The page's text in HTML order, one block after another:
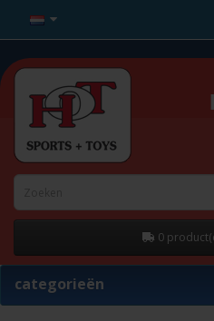
0
categorieën